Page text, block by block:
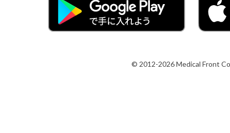
© 2012-2026 Medical Front